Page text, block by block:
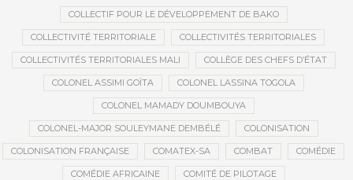
COLLECTIF POUR LE DÉVELOPPEMENT DE BAKO
COLLECTIVITÉ TERRITORIALE COLLECTIVITÉS TERRITORIALES
COLLECTIVITÉS TERRITORIALES MALI COLLÈGE DES CHEFS D’ÉTAT
COLONEL ASSIMI GOÏTA COLONEL LASSINA TOGOLA
COLONEL MAMADY DOUMBOUYA
COLONEL-MAJOR SOULEYMANE DEMBÉLÉ COLONISATION
COLONISATION FRANÇAISE COMATEX-SA COMBAT COMÉDIE
COMÉDIE AFRICAINE COMITÉ DE PILOTAGE